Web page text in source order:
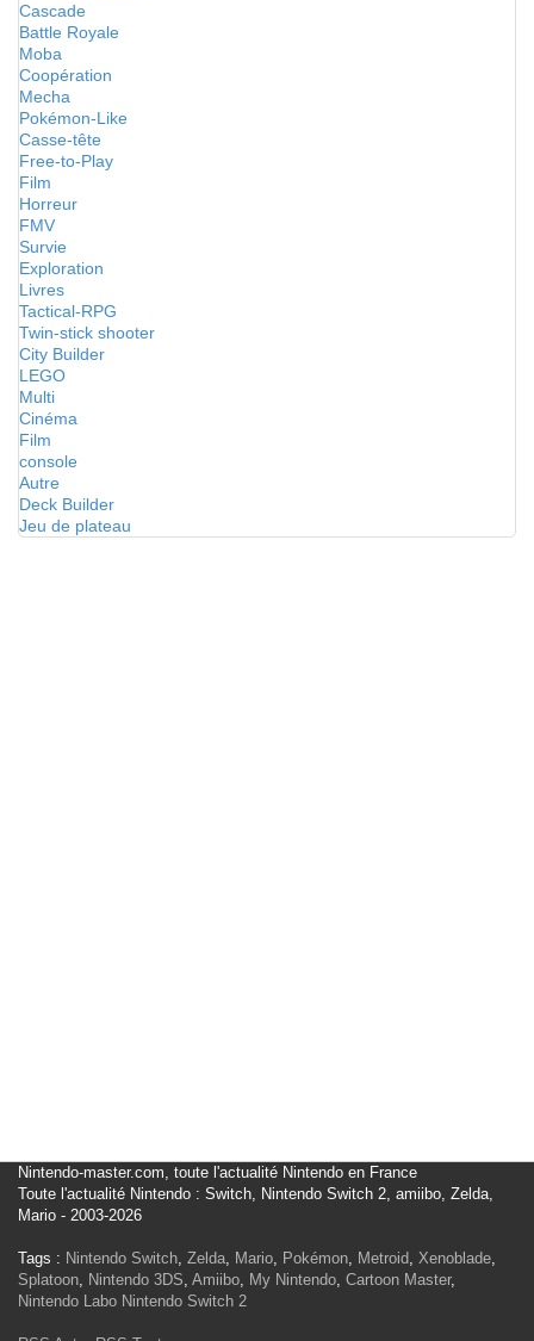
Cascade
Battle Royale
Moba
Coopération
Mecha
Pokémon-Like
Casse-tête
Free-to-Play
Film
Horreur
FMV
Survie
Exploration
Livres
Tactical-RPG
Twin-stick shooter
City Builder
LEGO
Multi
Cinéma
Film
console
Autre
Deck Builder
Jeu de plateau
Nintendo-master.com, toute l'actualité Nintendo en France
Toute l'actualité Nintendo : Switch, Nintendo Switch 2, amiibo, Zelda,
Mario - 2003-2026
Tags : Nintendo Switch, Zelda, Mario, Pokémon, Metroid, Xenoblade,
Splatoon, Nintendo 3DS, Amiibo, My Nintendo, Cartoon Master,
Nintendo Labo Nintendo Switch 2